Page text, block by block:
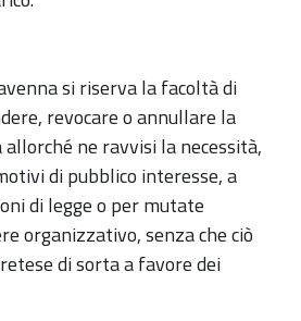
si riserva la facoltà di
revocare o annullare la
ne ravvisi la necessità,
di pubblico interesse, a
di legge o per mutate
organizzativo, senza che ciò
di sorta a favore dei